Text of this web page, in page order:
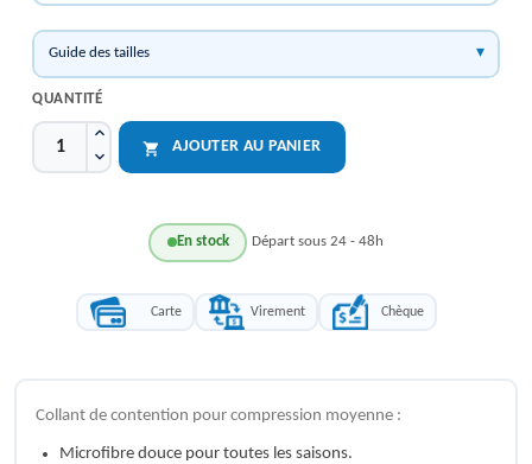
Guide des tailles
QUANTITÉ
 AJOUTER AU PANIER
En stock Départ sous 24 - 48h
Carte Virement Chèque
Collant de contention pour compression moyenne :
Microfibre douce pour toutes les saisons.